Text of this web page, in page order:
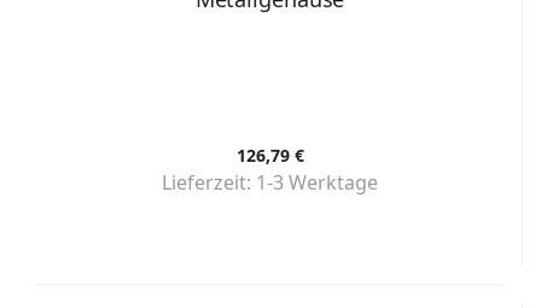
126,79 €
Lieferzeit: 1-3 Werktage